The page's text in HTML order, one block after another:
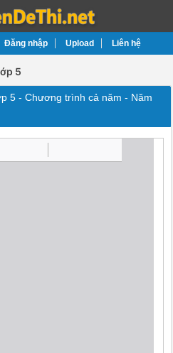
Đăng nhập Upload Liên hệ
5
5 - Chương trình cả năm - Năm